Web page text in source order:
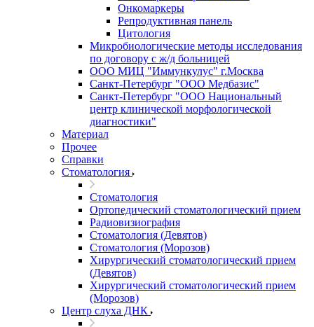
Онкомаркеры
Репродуктивная панель
Цитология
Микробиологические методы исследования
по договору с ж/д больницей
ООО МИЦ "Иммункулус" г.Москва
Санкт-Петербург "ООО Медбазис"
Санкт-Петербург "ООО Национальный
центр клинической морфологической
диагностики"
Материал
Прочее
Справки
Стоматология
Стоматология
Ортопедический стоматологический прием
Радиовизиография
Стоматология (Девятов)
Стоматология (Морозов)
Хирургический стоматологический прием
(Девятов)
Хирургический стоматологический прием
(Морозов)
Центр слуха ДНК